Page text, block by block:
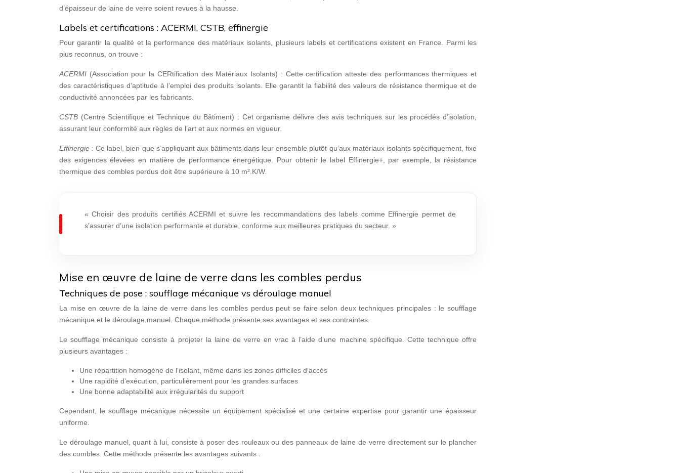
d’épaisseur de laine de verre soient revues à la hausse.
Labels et certifications : ACERMI, CSTB, effinergie
Pour garantir la qualité et la performance des matériaux isolants, plusieurs labels et certifications existent en France. Parmi les
plus reconnus, on trouve :
ACERMI (Association pour la CERtification des Matériaux Isolants) : Cette certification atteste des performances thermiques et
des caractéristiques d’aptitude à l’emploi des produits isolants. Elle garantit la fiabilité des valeurs de résistance thermique et de
conductivité annoncées par les fabricants.
CSTB (Centre Scientifique et Technique du Bâtiment) : Cet organisme délivre des avis techniques sur les procédés d’isolation,
assurant leur conformité aux règles de l’art et aux normes en vigueur.
Effinergie : Ce label, bien que s’appliquant aux bâtiments dans leur ensemble plutôt qu’aux matériaux isolants spécifiquement, fixe
des exigences élevées en matière de performance énergétique. Pour obtenir le label Effinergie+, par exemple, la résistance
thermique des combles perdus doit être supérieure à 10 m².K/W.
« Choisir des produits certifiés ACERMI et suivre les recommandations des labels comme Effinergie permet de
s’assurer d’une isolation performante et durable, conforme aux meilleures pratiques du secteur. »
Mise en œuvre de laine de verre dans les combles perdus
Techniques de pose : soufflage mécanique vs déroulage manuel
La mise en œuvre de la laine de verre dans les combles perdus peut se faire selon deux techniques principales : le soufflage
mécanique et le déroulage manuel. Chaque méthode présente ses avantages et ses contraintes.
Le soufflage mécanique consiste à projeter la laine de verre en vrac à l’aide d’une machine spécifique. Cette technique offre
plusieurs avantages :
Une répartition homogène de l’isolant, même dans les zones difficiles d’accès
Une rapidité d’exécution, particulièrement pour les grandes surfaces
Une bonne adaptabilité aux irrégularités du support
Cependant, le soufflage mécanique nécessite un équipement spécialisé et une certaine expertise pour garantir une épaisseur
uniforme.
Le déroulage manuel, quant à lui, consiste à poser des rouleaux ou des panneaux de laine de verre directement sur le plancher
des combles. Cette méthode présente les avantages suivants :